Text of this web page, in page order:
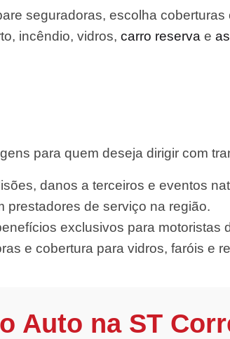
seguradoras, escolha
incêndio, vidros, carro reserva e
para quem deseja dirigir com
danos a terceiros e eventos
prestadores de serviço na região.
exclusivos para motoristas
e cobertura para vidros, faróis e
Auto na ST